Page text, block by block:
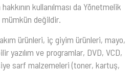
kullanılması da Yönetmelik
değildir.
ürünleri, iç giyim ürünleri, mayo,
yazılım ve programlar, DVD, VCD,
sarf malzemeleri (toner, kartuş,